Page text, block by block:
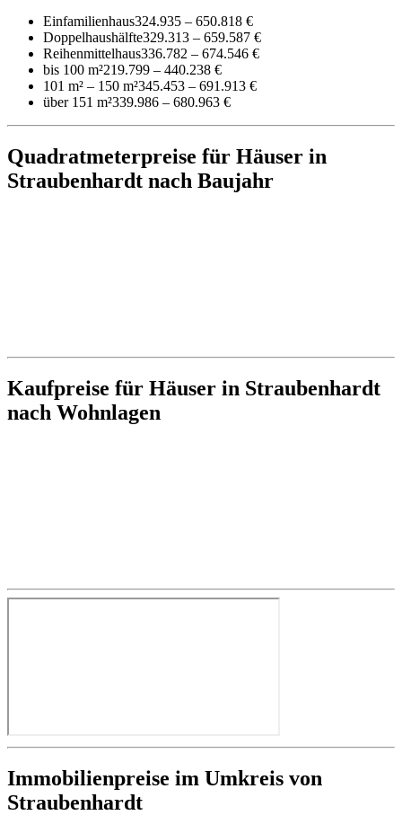
Einfamilienhaus324.935 – 650.818 €
Doppelhaushälfte329.313 – 659.587 €
Reihenmittelhaus336.782 – 674.546 €
bis 100 m²219.799 – 440.238 €
101 m² – 150 m²345.453 – 691.913 €
über 151 m²339.986 – 680.963 €
Quadratmeterpreise für Häuser in
Straubenhardt nach Baujahr
Kaufpreise für Häuser in Straubenhardt
nach Wohnlagen
Immobilienpreise im Umkreis von
Straubenhardt